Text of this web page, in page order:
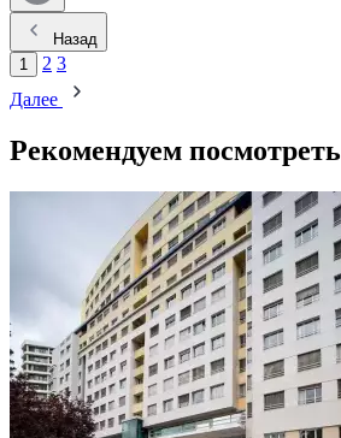
Назад
1
2 3
Далее
Рекомендуем посмотреть